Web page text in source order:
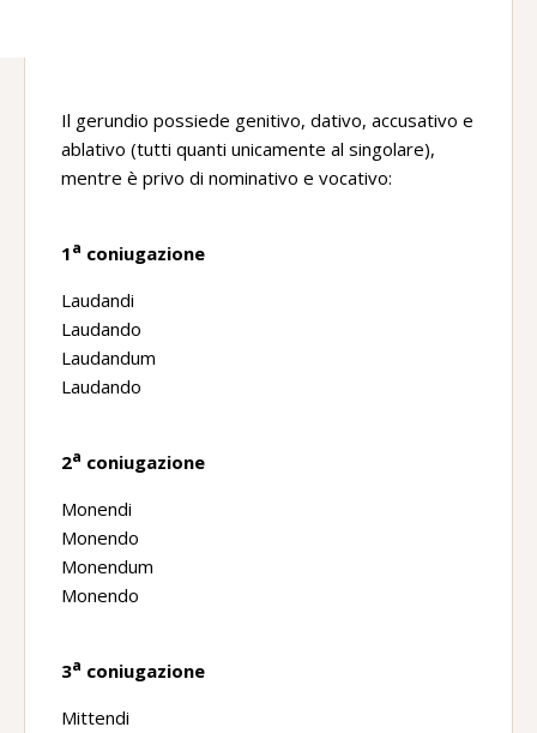
Il gerundio possiede genitivo, dativo, accusativo e
ablativo (tutti quanti unicamente al singolare),
mentre è privo di nominativo e vocativo:
1a coniugazione
Laudandi
Laudando
Laudandum
Laudando
2a coniugazione
Monendi
Monendo
Monendum
Monendo
3a coniugazione
Mittendi